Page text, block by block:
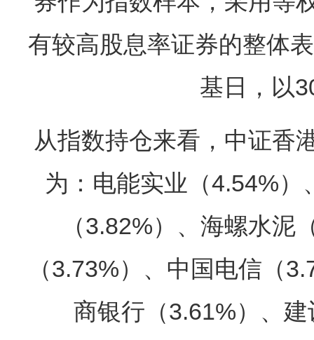
有较高股息率证券的整体
基日，以
从指数持仓来看，中证香
为：电能实业（4.54%
（3.82%）、海螺水泥
（3.73%）、中国电信（
商银行（3.61%）、